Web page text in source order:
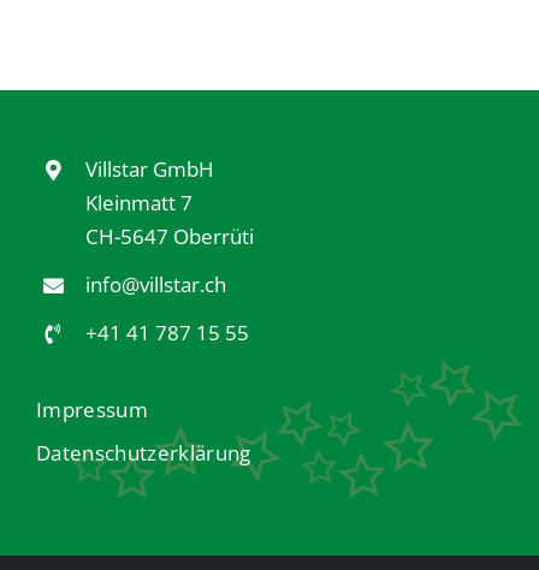
Villstar GmbH
Kleinmatt 7
CH-5647 Oberrüti
info@villstar.ch
+41 41 787 15 55
Impressum
Datenschutzerklärung